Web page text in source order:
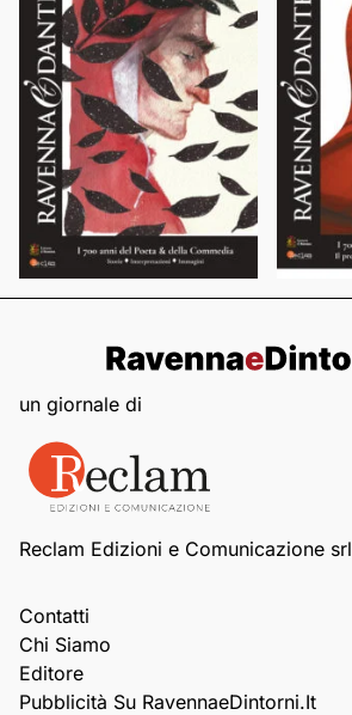
un giornale di
Reclam Edizioni e Comunicazione srl
Contatti
Chi Siamo
Editore
Pubblicità Su RavennaeDintorni.it